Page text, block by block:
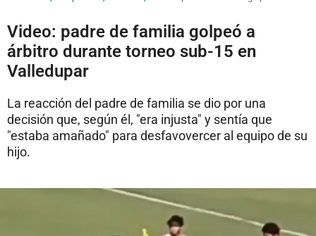
Video: padre de familia golpeó a
árbitro durante torneo sub-15 en
Valledupar
La reacción del padre de familia se dio por una
decisión que, según él, "era injusta" y sentía que
"estaba amañado" para desfavovercer al equipo de su
hijo.